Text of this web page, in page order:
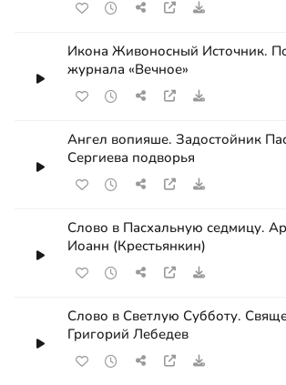
Икона Живоносный Источник.
журнала «Вечное»
Ангел вопияше. Задостойник
Сергиева подворья
Слово в Пасхальную седмицу.
Иоанн (Крестьянкин)
Слово в Светлую Субботу.
Григорий Лебедев